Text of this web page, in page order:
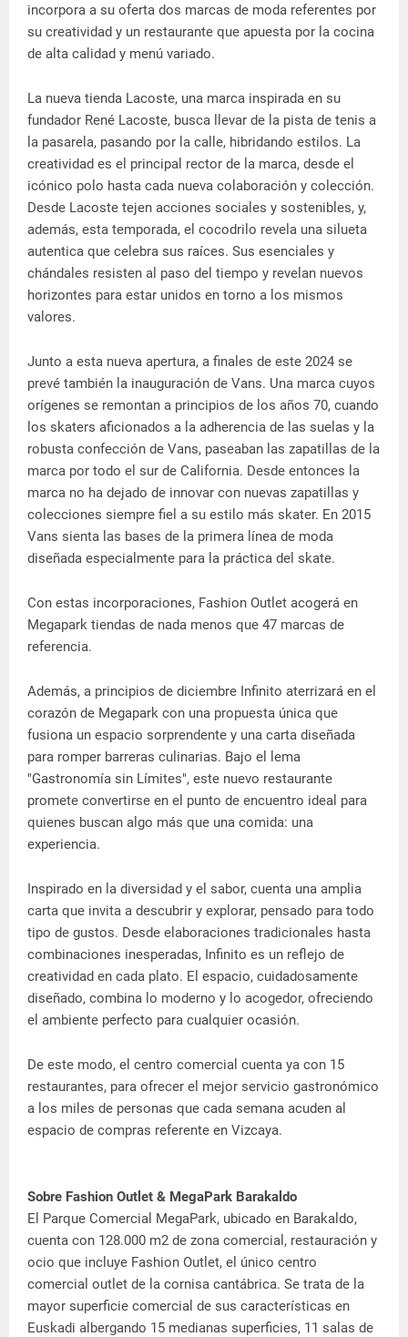
incorpora a su oferta dos marcas de moda referentes por
su creatividad y un restaurante que apuesta por la cocina
de alta calidad y menú variado.
La nueva tienda Lacoste, una marca inspirada en su
fundador René Lacoste, busca llevar de la pista de tenis a
la pasarela, pasando por la calle, hibridando estilos. La
creatividad es el principal rector de la marca, desde el
icónico polo hasta cada nueva colaboración y colección.
Desde Lacoste tejen acciones sociales y sostenibles, y,
además, esta temporada, el cocodrilo revela una silueta
autentica que celebra sus raíces. Sus esenciales y
chándales resisten al paso del tiempo y revelan nuevos
horizontes para estar unidos en torno a los mismos
valores.
Junto a esta nueva apertura, a finales de este 2024 se
prevé también la inauguración de Vans. Una marca cuyos
orígenes se remontan a principios de los años 70, cuando
los skaters aficionados a la adherencia de las suelas y la
robusta confección de Vans, paseaban las zapatillas de la
marca por todo el sur de California. Desde entonces la
marca no ha dejado de innovar con nuevas zapatillas y
colecciones siempre fiel a su estilo más skater. En 2015
Vans sienta las bases de la primera línea de moda
diseñada especialmente para la práctica del skate.
Con estas incorporaciones, Fashion Outlet acogerá en
Megapark tiendas de nada menos que 47 marcas de
referencia.
Además, a principios de diciembre Infinito aterrizará en el
corazón de Megapark con una propuesta única que
fusiona un espacio sorprendente y una carta diseñada
para romper barreras culinarias. Bajo el lema
"Gastronomía sin Límites", este nuevo restaurante
promete convertirse en el punto de encuentro ideal para
quienes buscan algo más que una comida: una
experiencia.
Inspirado en la diversidad y el sabor, cuenta una amplia
carta que invita a descubrir y explorar, pensado para todo
tipo de gustos. Desde elaboraciones tradicionales hasta
combinaciones inesperadas, Infinito es un reflejo de
creatividad en cada plato. El espacio, cuidadosamente
diseñado, combina lo moderno y lo acogedor, ofreciendo
el ambiente perfecto para cualquier ocasión.
De este modo, el centro comercial cuenta ya con 15
restaurantes, para ofrecer el mejor servicio gastronómico
a los miles de personas que cada semana acuden al
espacio de compras referente en Vizcaya.
Sobre Fashion Outlet & MegaPark Barakaldo
El Parque Comercial MegaPark, ubicado en Barakaldo,
cuenta con 128.000 m2 de zona comercial, restauración y
ocio que incluye Fashion Outlet, el único centro
comercial outlet de la cornisa cantábrica. Se trata de la
mayor superficie comercial de sus características en
Euskadi albergando 15 medianas superficies, 11 salas de